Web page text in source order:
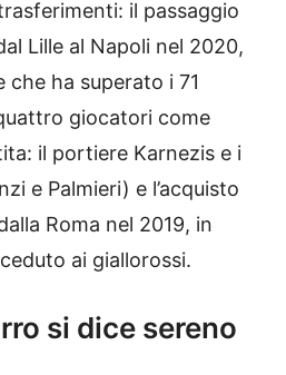
il passaggio
Lille al Napoli nel 2020,
che ha superato i 71
giocatori come
il portiere Karnezis e i
e Palmieri) e l’acquisto
Roma nel 2019, in
ai giallorossi.
si dice sereno